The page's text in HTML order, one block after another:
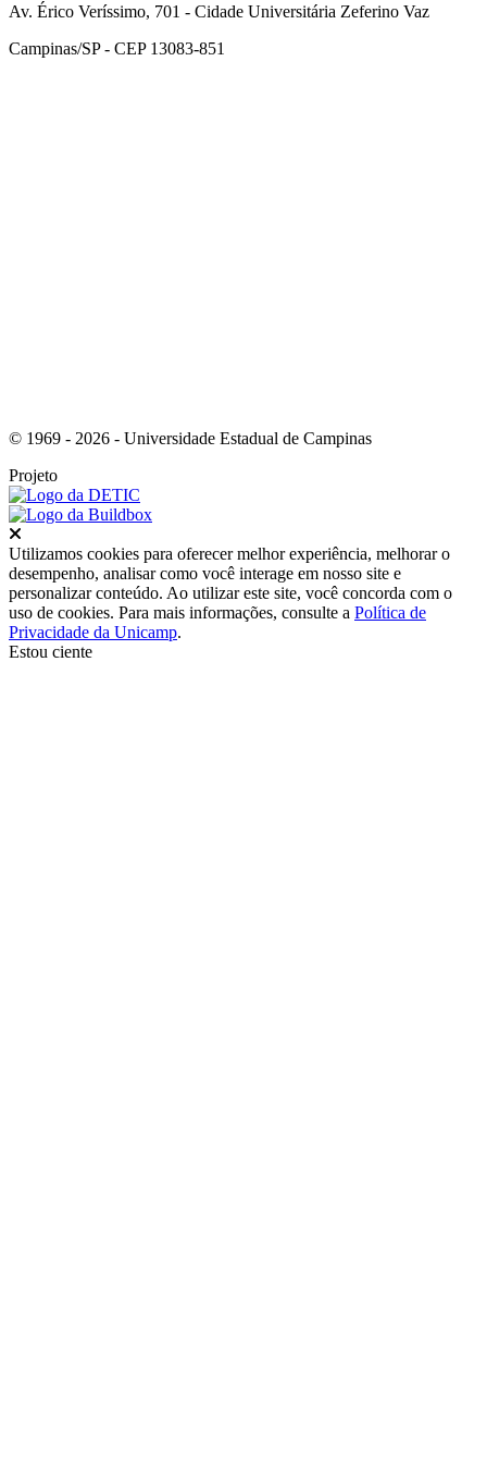
Av. Érico Veríssimo, 701 - Cidade Universitária Zeferino Vaz
Campinas/SP - CEP 13083-851
© 1969 - 2026 - Universidade Estadual de Campinas
Projeto
Utilizamos cookies para oferecer melhor experiência, melhorar o
desempenho, analisar como você interage em nosso site e
personalizar conteúdo. Ao utilizar este site, você concorda com o
uso de cookies. Para mais informações, consulte a Política de
Privacidade da Unicamp.
Estou ciente